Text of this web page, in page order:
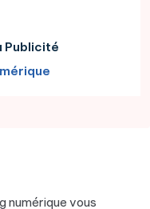
Publicité
numérique vous